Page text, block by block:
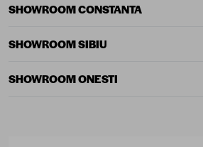
SHOWROOM CONSTANTA
SHOWROOM SIBIU
SHOWROOM ONESTI